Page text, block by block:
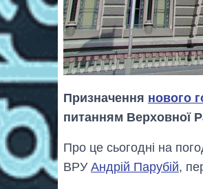
Призначення нового
питанням Верховної
Про це сьогодні на
ВРУ Андрій Парубій,